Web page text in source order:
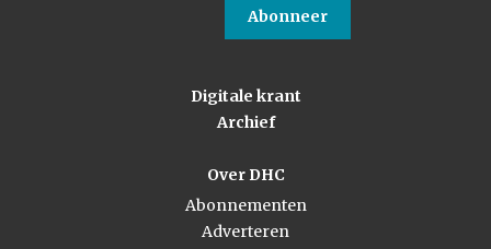
Abonneer
Digitale krant
Archief
Over DHC
Abonnementen
Adverteren